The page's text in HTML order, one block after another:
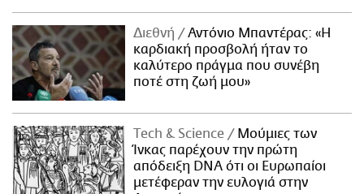
Διεθνή
Αντόνιο Μπαντέρας: «Η
καρδιακή προσβολή ήταν το
καλύτερο πράγμα που συνέβη
ποτέ στη ζωή μου»
Τech & Science
Μούμιες των
Ίνκας παρέχουν την πρώτη
απόδειξη DNA ότι οι Ευρωπαίοι
μετέφεραν την ευλογιά στην